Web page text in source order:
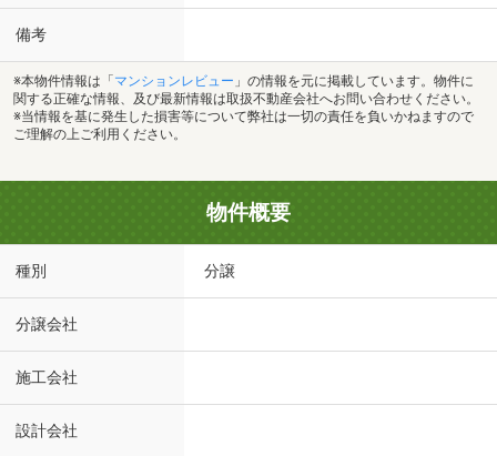
備考
※本物件情報は「 マンションレビュー 」の情報を元に掲載しています。物件に
関する正確な情報、及び最新情報は取扱不動産会社へお問い合わせください。
※当情報を基に発生した損害等について弊社は一切の責任を負いかねますので
ご理解の上ご利用ください。
物件概要
種別 分譲
分譲会社
施工会社
設計会社